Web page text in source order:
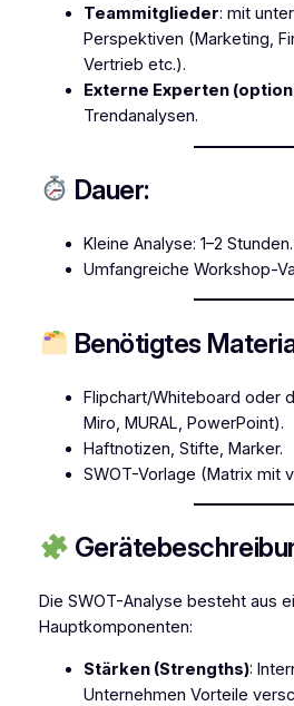
Teammitglieder: mit
Perspektiven (Marketing,
Vertrieb etc.).
Externe Experten
Trendanalysen.
Dauer:
Kleine Analyse: 1–2 Stunden.
Umfangreiche Workshop-
Benötigtes
Flipchart/Whiteboard oder
Miro, MURAL, PowerPoint).
Haftnotizen, Stifte, Marker.
SWOT-Vorlage (Matrix mit
Die SWOT-Analyse besteht aus
Hauptkomponenten:
Stärken (Strengths):
Unternehmen Vorteile